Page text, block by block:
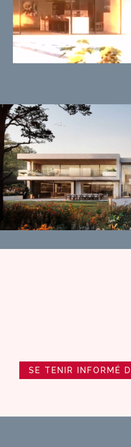
SE TENIR INFORMÉ